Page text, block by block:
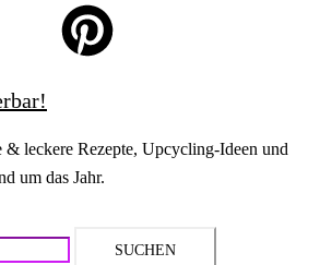
& leckere Rezepte, Upcycling-Ideen und
um das Jahr.